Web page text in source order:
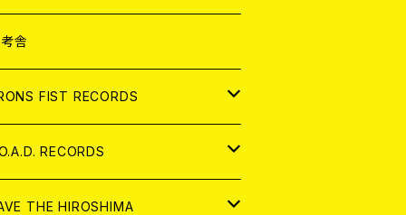
レル
舎
FIST RECORDS
RECORDS
THE HIROSHIMA